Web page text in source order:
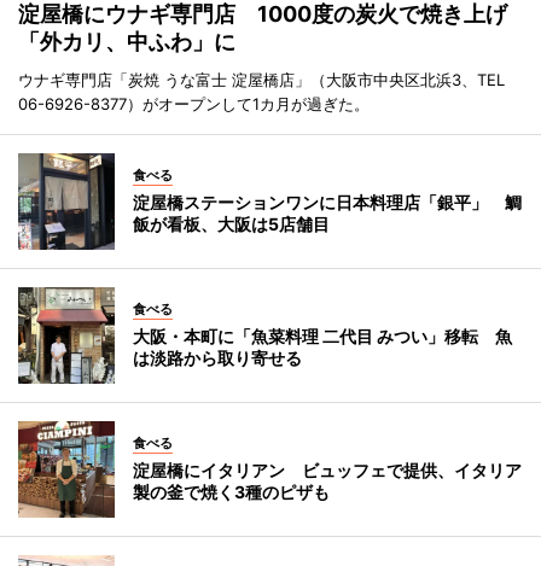
淀屋橋にウナギ専門店 1000度の炭火で焼き上げ
「外カリ、中ふわ」に
ウナギ専門店「炭焼 うな富士 淀屋橋店」（大阪市中央区北浜3、TEL
06-6926-8377）がオープンして1カ月が過ぎた。
食べる
淀屋橋ステーションワンに日本料理店「銀平」 鯛
飯が看板、大阪は5店舗目
食べる
大阪・本町に「魚菜料理 二代目 みつい」移転 魚
は淡路から取り寄せる
食べる
淀屋橋にイタリアン ビュッフェで提供、イタリア
製の釜で焼く3種のピザも